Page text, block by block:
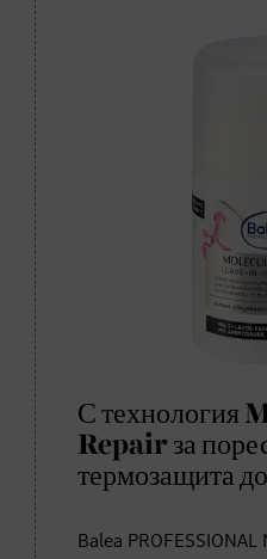
С технология
Repair за
термозащита
Balea PROFESSIONAL